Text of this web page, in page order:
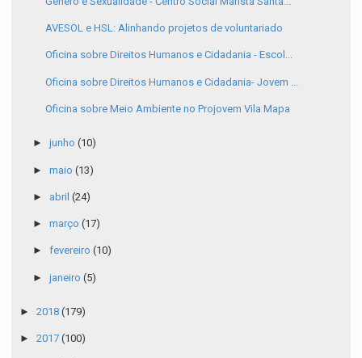
AVESOL e HSL: Alinhando projetos de voluntariado
Oficina sobre Direitos Humanos e Cidadania - Escol...
Oficina sobre Direitos Humanos e Cidadania- Jovem ...
Oficina sobre Meio Ambiente no Projovem Vila Mapa
► junho (10)
► maio (13)
► abril (24)
► março (17)
► fevereiro (10)
► janeiro (5)
► 2018 (179)
► 2017 (100)